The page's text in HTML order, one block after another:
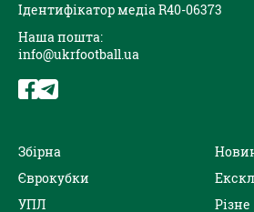
Ідентифікатор медіа R40-06373
Наша пошта:
info@ukrfootball.ua
Збірна
Єврокубки
УПЛ
Різне